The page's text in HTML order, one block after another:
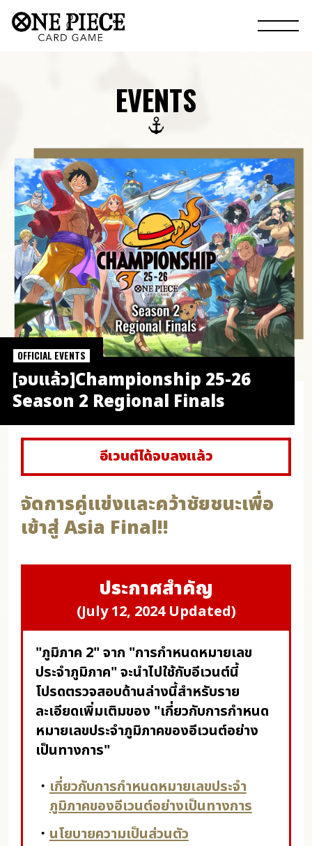
EVENTS
[จบแล้ว]Championship 25-26
Season 2 Regional Finals
OFFICIAL EVENTS
อีเวนต์ได้จบลงแล้ว
จัดการคู่แข่งและคว้าชัยชนะเพื่อ
เข้าสู่ Asia Final!!
ประกาศสำคัญ
(July 12, 2024 Updated)
"ภูมิภาค 2" จาก "การกำหนดหมายเลข
ประจำภูมิภาค" จะนำไปใช้กับอีเวนต์นี้
โปรดตรวจสอบด้านล่างนี้สำหรับราย
ละเอียดเพิ่มเติมของ "เกี่ยวกับการกำหนด
หมายเลขประจำภูมิภาคของอีเวนต์อย่าง
เป็นทางการ"
・เกี่ยวกับการกำหนดหมายเลขประจำ
ภูมิภาคของอีเวนต์อย่างเป็นทางการ
・นโยบายความเป็นส่วนตัว